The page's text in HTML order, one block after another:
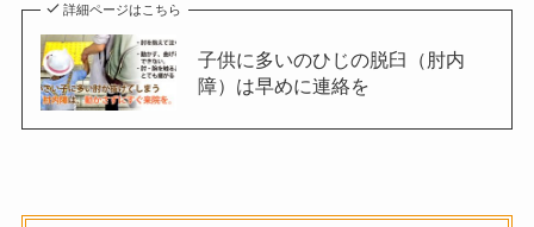
詳細ページはこちら
子供に多いのひじの脱臼（肘内
障）は早めに連絡を